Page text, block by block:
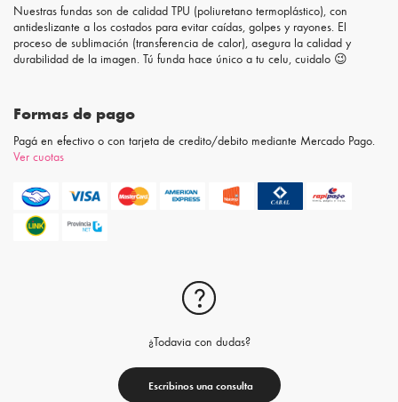
Nuestras fundas son de calidad TPU (poliuretano termoplástico), con
antideslizante a los costados para evitar caídas, golpes y rayones. El
proceso de sublimación (transferencia de calor), asegura la calidad y
durabilidad de la imagen. Tú funda hace único a tu celu, cuidalo 😉
Formas de pago
Pagá en efectivo o con tarjeta de credito/debito mediante Mercado Pago.
Ver cuotas
¿Todavia con dudas?
Escribinos una consulta